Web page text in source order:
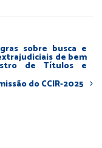
sobre busca e
de bem
de Títulos e
do CCIR-2025